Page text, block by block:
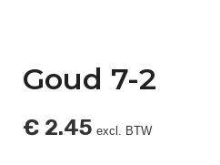
Goud 7-2
€ 2.45 excl. BTW